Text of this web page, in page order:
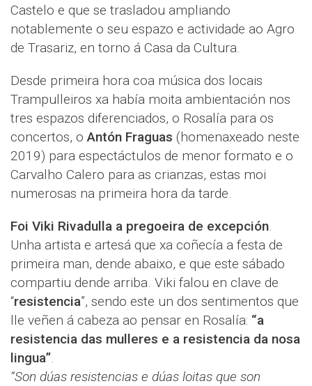
Castelo e que se trasladou ampliando
notablemente o seu espazo e actividade ao Agro
de Trasariz, en torno á Casa da Cultura.
Desde primeira hora coa música dos locais
Trampulleiros xa había moita ambientación nos
tres espazos diferenciados, o Rosalía para os
concertos, o Antón Fraguas (homenaxeado neste
2019) para espectáctulos de menor formato e o
Carvalho Calero para as crianzas, estas moi
numerosas na primeira hora da tarde.
Foi Viki Rivadulla a pregoeira de excepción.
Unha artista e artesá que xa coñecía a festa de
primeira man, dende abaixo, e que este sábado
compartiu dende arriba. Viki falou en clave de
“resistencia”, sendo este un dos sentimentos que
lle veñen á cabeza ao pensar en Rosalía: “a
resistencia das mulleres e a resistencia da nosa
lingua”.
“Son dúas resistencias e dúas loitas que son